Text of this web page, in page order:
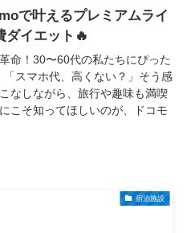
で叶えるプレミアムライ
ダイエット🔥
命！30〜60代の私たちにぴった
スマホ代、高くない？」そう感
なしながら、旅行や趣味も満喫
こそ知ってほしいのが、ドコモ
宿泊施設